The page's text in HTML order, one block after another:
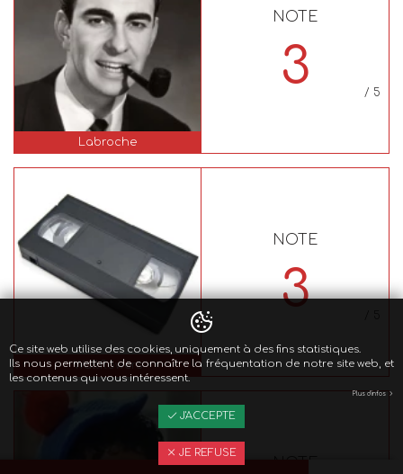
Labroche
NOTE
3 / 5
Wallflowers
NOTE
3
Ce site web utilise des cookies, uniquement à des fins statistiques.
Ils nous permettent de connaître la fréquentation de notre site web, et
les contenus qui vous intéressent.
Plus d'infos
J'ACCEPTE
JE REFUSE